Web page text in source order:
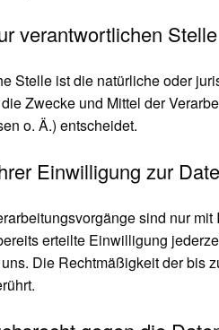
verantwortlichen Stelle
Stelle ist die natürliche oder
Zwecke und Mittel der
o. Ä.) entscheidet.
Einwilligung zur
sind nur
erteilte Einwilligung
Die Rechtmäßigkeit der bis